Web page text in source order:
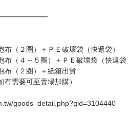
１９：００
客服會不定時回覆）
（不含假日＆國定假日）
隔週五出貨
隔週四出貨